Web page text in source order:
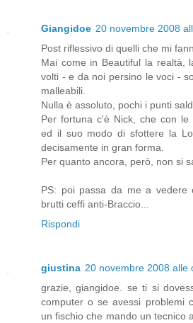
Giangidoe 20 novembre 2008
Post riflessivo di quelli che mi
Mai come in Beautiful la realtà,
volti - e da noi persino le voci -
malleabili.
Nulla è assoluto, pochi i punti
Per fortuna c'è Nick, che con le
ed il suo modo di sfottere la
decisamente in gran forma.
Per quanto ancora, però, non si
PS: poi passa da me a vedere
brutti ceffi anti-Braccio...
Rispondi
giustina 20 novembre 2008 alle
grazie, giangidoe. se ti si
computer o se avessi problemi
un fischio che mando un tecnico